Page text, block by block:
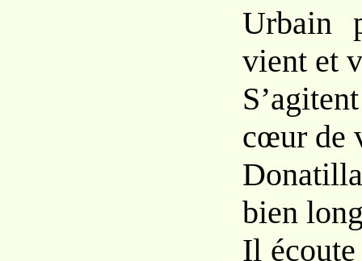
Urbain
vient et
cœur de
bien
Il